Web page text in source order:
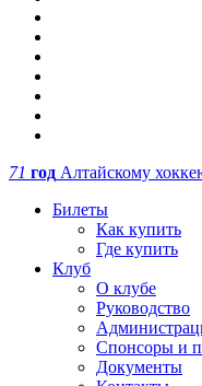
71 год Алтайскому
Билеты
Как купить
Где купить
Клуб
О клубе
Руководство
Спонсоры и
Документы